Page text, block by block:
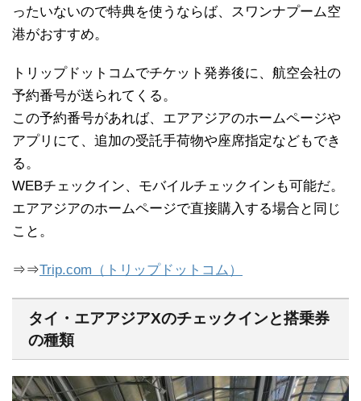
ったいないので特典を使うならば、スワンナプーム空
港がおすすめ。
トリップドットコムでチケット発券後に、航空会社の
予約番号が送られてくる。
この予約番号があれば、エアアジアのホームページや
アプリにて、追加の受託手荷物や座席指定などもでき
る。
WEBチェックイン、モバイルチェックインも可能だ。
エアアジアのホームページで直接購入する場合と同じ
こと。
⇒⇒Trip.com（トリップドットコム）
タイ・エアアジアXのチェックインと搭乗券
の種類